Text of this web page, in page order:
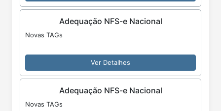
Adequação NFS-e Nacional
Novas TAGs
Ver Detalhes
Adequação NFS-e Nacional
Novas TAGs